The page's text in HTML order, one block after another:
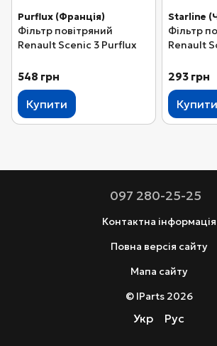
Purflux (Франція)
Фільтр повітряний
Renault Scenic 3 Purflux
548 грн
Купити
Starline
Фільтр
Renault
293 грн
Купити
097 280-25-25
Контактна інформація
Повна версія сайту
Мапа сайту
© IParts 2026
Укр Рус